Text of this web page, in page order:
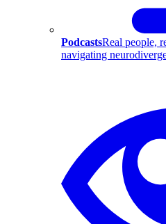
PodcastsReal people,
navigating